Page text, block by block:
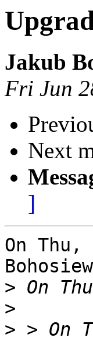
Jakub
Fri Jun
Next
]
On
>
>
> > On